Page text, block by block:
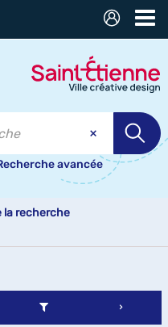
avancée
la recherche